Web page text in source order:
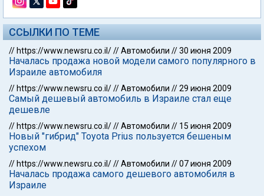
ССЫЛКИ ПО ТЕМЕ
// https://www.newsru.co.il///Автомобили //30 июня 2009
Началась продажа новой модели самого популярного в
Израиле автомобиля
// https://www.newsru.co.il///Автомобили //29 июня 2009
Самый дешевый автомобиль в Израиле стал еще
дешевле
// https://www.newsru.co.il///Автомобили // 15 июня 2009
Новый "гибрид" Toyota Prius пользуется бешеным
успехом
// https://www.newsru.co.il///Автомобили //07 июня 2009
Началась продажа самого дешевого автомобиля в
Израиле